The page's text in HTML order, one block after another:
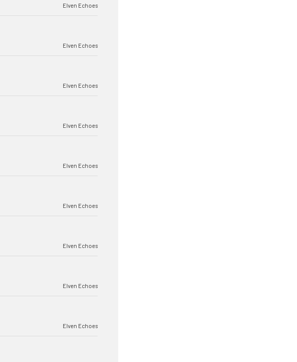
Elven Echoes
Elven Echoes
Elven Echoes
Elven Echoes
Elven Echoes
Elven Echoes
Elven Echoes
Elven Echoes
Elven Echoes